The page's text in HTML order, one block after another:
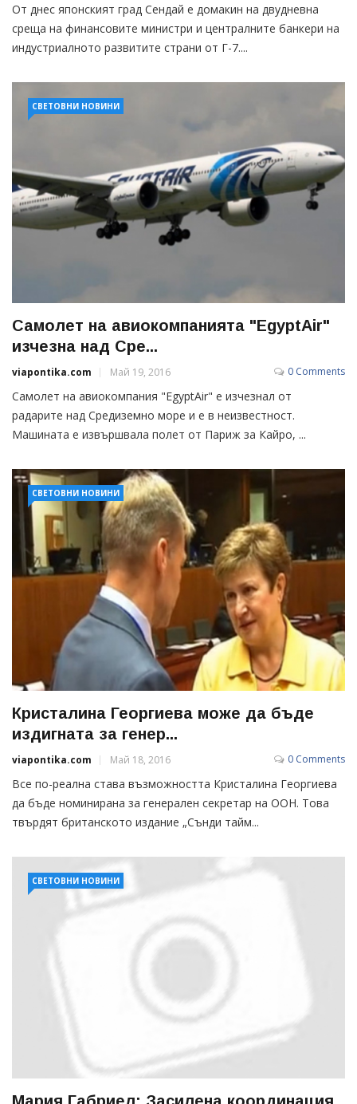
От днес японският град Сендай е домакин на двудневна
среща на финансовите министри и централните банкери на
индустриалното развитите страни от Г-7....
СВЕТОВНИ НОВИНИ
Самолет на авиокомпанията "EgyptAir"
изчезна над Сре...
viapontika.com Май 19, 2016 0 Comments
Самолет на авиокомпания "EgyptAir" е изчезнал от
радарите над Средиземно море и е в неизвестност.
Машината е извършвала полет от Париж за Кайро, ...
СВЕТОВНИ НОВИНИ
Кристалина Георгиева може да бъде
издигната за генер...
viapontika.com Май 18, 2016 0 Comments
Все по-реална става възможността Кристалина Георгиева
да бъде номинирана за генерален секретар на ООН. Това
твърдят британското издание „Сънди тайм...
СВЕТОВНИ НОВИНИ